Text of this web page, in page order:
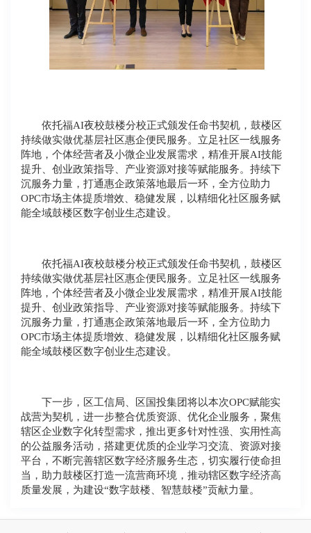
依托福AI夜校鼓楼分校正式颁发任命书契机，鼓楼区
持续做实做优基层社区惠企便民服务。立足社区一线服务
阵地，个体经营者及小微企业发展需求，精准开展AI技能
提升、创业政策指导、产业资源对接等赋能服务。持续下
沉服务力量，打通惠企政策落地最后一环，全方位助力
OPC市场主体提质增效、稳健发展，以精细化社区服务赋
能全域鼓楼区数字创业生态建设。
依托福AI夜校鼓楼分校正式颁发任命书契机，鼓楼区
持续做实做优基层社区惠企便民服务。立足社区一线服务
阵地，个体经营者及小微企业发展需求，精准开展AI技能
提升、创业政策指导、产业资源对接等赋能服务。持续下
沉服务力量，打通惠企政策落地最后一环，全方位助力
OPC市场主体提质增效、稳健发展，以精细化社区服务赋
能全域鼓楼区数字创业生态建设。
下一步，区工信局、区国投集团将以本次OPC赋能实
战营为契机，进一步整合优质资源、优化企业服务，聚焦
辖区企业数字化转型需求，推出更多针对性强、实用性高
的公益服务活动，搭建更优质的企业学习交流、资源对接
平台，不断完善辖区数字经济服务生态，切实履行使命担
当，助力鼓楼区打造一流营商环境，推动辖区数字经济高
质量发展，为建设“数字鼓楼、智慧鼓楼”贡献力量。